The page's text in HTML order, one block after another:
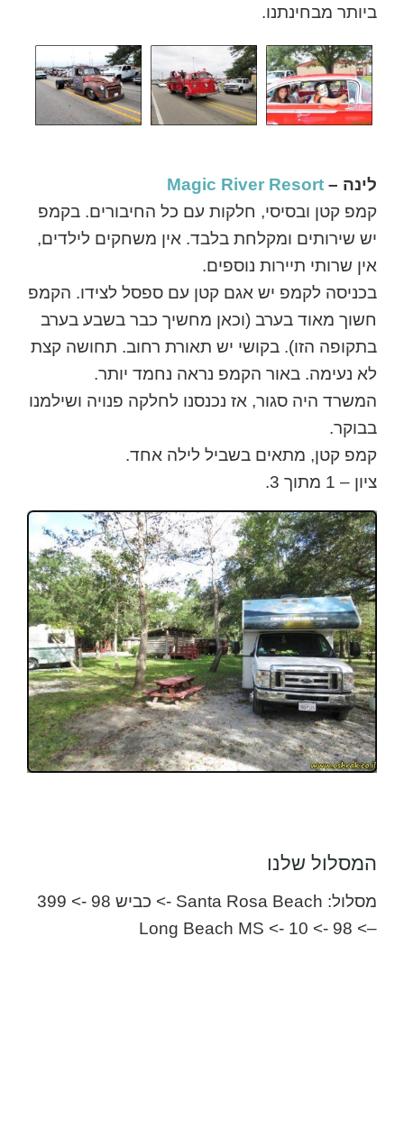
ביותר מבחינתנו.
לינה – Magic River Resort
קמפ קטן ובסיסי, חלקות עם כל החיבורים. בקמפ
יש שירותים ומקלחת בלבד. אין משחקים לילדים,
אין שרותי תיירות נוספים.
בכניסה לקמפ יש אגם קטן עם ספסל לצידו. הקמפ
חשוך מאוד בערב (וכאן מחשיך כבר בשבע בערב
בתקופה הזו). בקושי יש תאורת רחוב. תחושה קצת
לא נעימה. באור הקמפ נראה נחמד יותר.
המשרד היה סגור, אז נכנסנו לחלקה פנויה ושילמנו
בבוקר.
קמפ קטן, מתאים בשביל לילה אחד.
ציון – 1 מתוך 3.
המסלול שלנו
מסלול: Santa Rosa Beach -> כביש 98 -> 399
–> 98 -> 10 -> Long Beach MS